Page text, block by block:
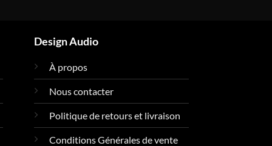
Design Audio
À propos
Nous contacter
Politique de retours et livraison
Conditions Générales de vente